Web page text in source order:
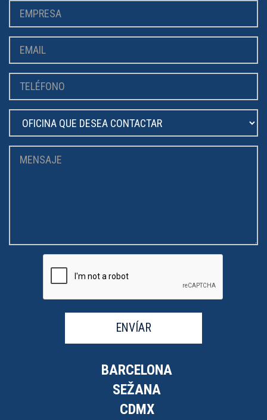
ENVÍAR
BARCELONA
SEŽANA
CDMX